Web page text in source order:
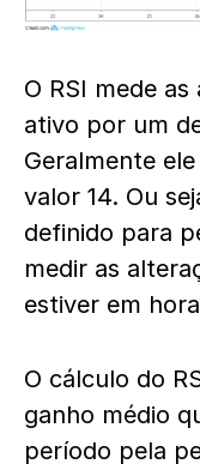
O RSI mede
ativo por um
Geralmente
valor 14. Ou
definido para
medir as
estiver em
O cálculo do
ganho médio
período pela